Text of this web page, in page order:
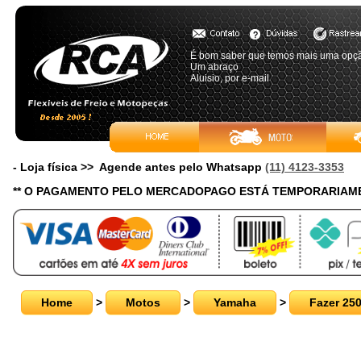
É bom saber que temos mais uma
Um abraço
Aluisio, por e-mail
- Loja física >> Agende antes pelo Whatsapp (11) 4123-3353
** O PAGAMENTO PELO MERCADOPAGO ESTÁ
Home > Motos > Yamaha > Fazer 250